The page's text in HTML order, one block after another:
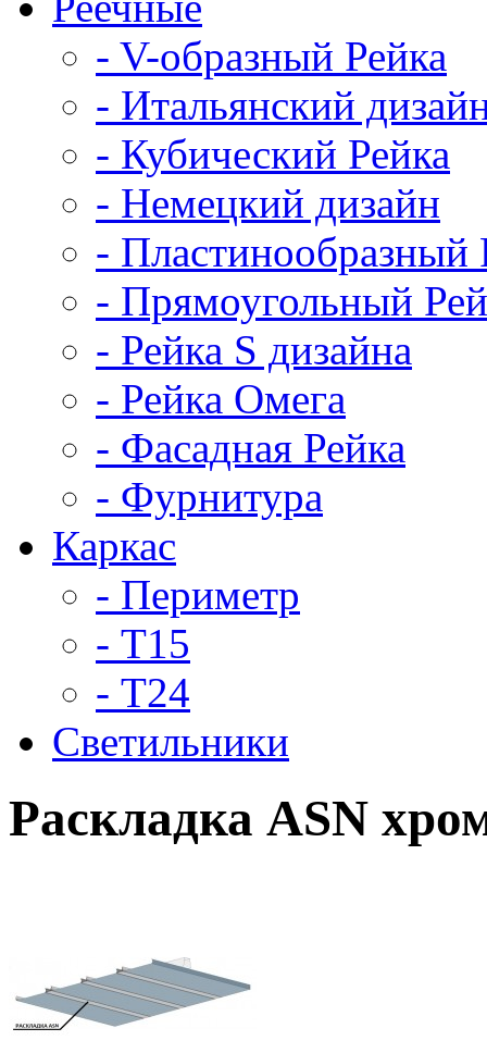
- V-образный Рейка
- Итальянский
- Кубический Рейка
- Немецкий дизайн
- Пластинообразный
- Прямоугольный
- Рейка S дизайна
- Рейка Омега
- Фасадная Рейка
- Фурнитура
Каркас
- Периметр
- Т15
- Т24
Светильники
Раскладка ASN